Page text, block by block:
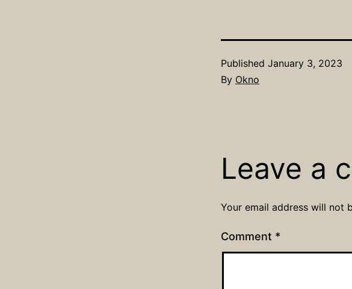
Published January 3, 2023
By Okno
Leave a
Your email address will not
Comment *